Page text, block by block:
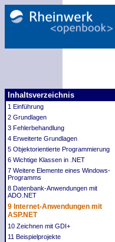
Inhaltsverzeichnis
1 Einführung
2 Grundlagen
3 Fehlerbehandlung
4 Erweiterte Grundlagen
5 Objektorientierte Programmierung
6 Wichtige Klassen in .NET
7 Weitere Elemente eines Windows-
Programms
8 Datenbank-Anwendungen mit
ADO.NET
9 Internet-Anwendungen mit
ASP.NET
10 Zeichnen mit GDI+
11 Beispielprojekte